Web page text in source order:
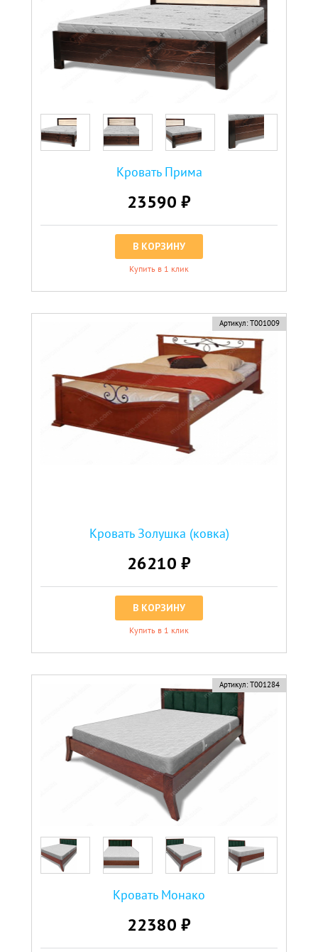
Кровать Прима
23590 ₽
В КОРЗИНУ
Купить в 1 клик
Артикул: Т001009
Кровать Золушка (ковка)
26210 ₽
В КОРЗИНУ
Купить в 1 клик
Артикул: Т001284
Кровать Монако
22380 ₽